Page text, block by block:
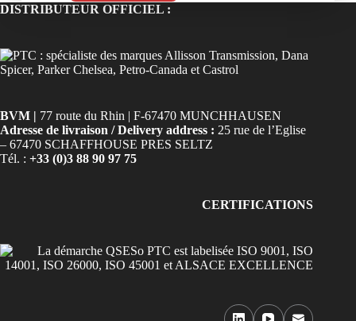
DISTRIBUTEUR OFFICIEL :
BVM | 77 route du Rhin | F-67470 MUNCHHAUSEN
Adresse de livraison / Delivery address : 25 rue de l’Eglise
– 67470 SCHAFFHOUSE PRES SELTZ
Tél. : +33 (0)3 88 90 97 75
CERTIFICATIONS